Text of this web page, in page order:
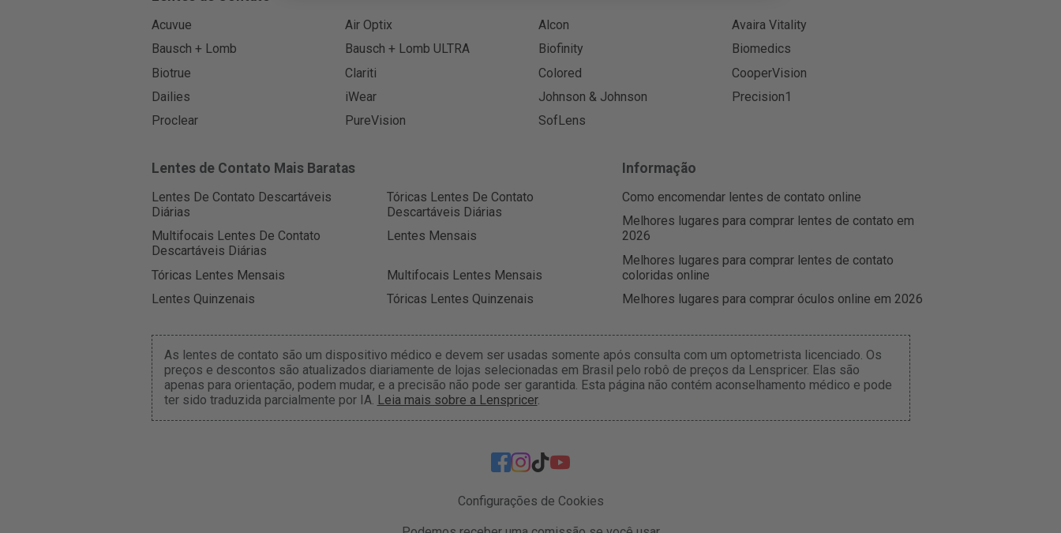
Acuvue Air Optix Alcon
Avaira Vitality
Bausch + Lomb
Bausch + Lomb ULTRA Biofinity
Biomedics
Biotrue
Clariti Colored
CooperVision
Dailies
iWear Johnson & Johnson
Precision1
Proclear
PureVision SofLens
Lentes de Contato Mais Baratas
Lentes De Contato Descartáveis
Diárias
Tóricas Lentes De Contato
Descartáveis Diárias
Multifocais Lentes De Contato
Descartáveis Diárias
Lentes Mensais
Tóricas Lentes Mensais
Multifocais Lentes Mensais
Lentes Quinzenais
Tóricas Lentes Quinzenais
Informação
Como encomendar lentes de contato online
Melhores lugares para comprar lentes de contato em
2026
Melhores lugares para comprar lentes de contato
coloridas online
Melhores lugares para comprar óculos online em 2026
As lentes de contato são um dispositivo médico e devem ser usadas somente após consulta com um optometrista licenciado. Os
preços e descontos são atualizados diariamente de lojas selecionadas em Brasil pelo robô de preços da Lenspricer. Elas são
apenas para orientação, podem mudar, e a precisão não pode ser garantida. Esta página não contém aconselhamento médico e pode
ter sido traduzida parcialmente por IA. Leia mais sobre a Lenspricer.
Configurações de Cookies